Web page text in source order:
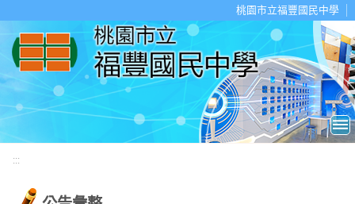
桃園市立福豐國民中學
:::